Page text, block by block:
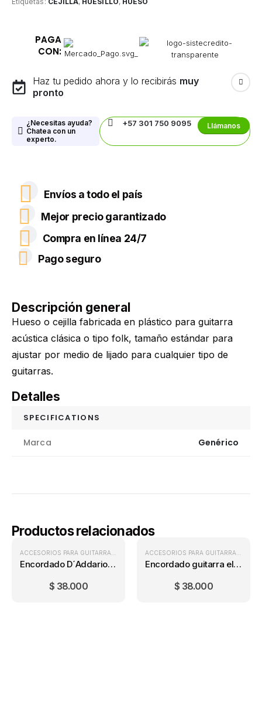
PAGA
CON:
Haz tu pedido ahora y lo recibirás muy
pronto
¿Necesitas ayuda?
Chatea con un
experto.
+57 301 750 9095 Llámanos
Envíos a todo el país
Mejor precio garantizado
Compra en línea 24/7
Pago seguro
Descripción general
Hueso o cejilla fabricada en plástico para guitarra
acústica clásica o tipo folk, tamaño estándar para
ajustar por medio de lijado para cualquier tipo de
guitarras.
Detalles
SPECIFICATIONS
Marca Genérico
Productos relacionados
ENCORDADOS GUITARRA ELÉCTRICA,
Encordado D´Addario EXL110 Regular Light (10-46)
$ 38.000
Encordado guitarra eléctrica Ernie Ball Regular Slinky (10-46)
$ 38.000